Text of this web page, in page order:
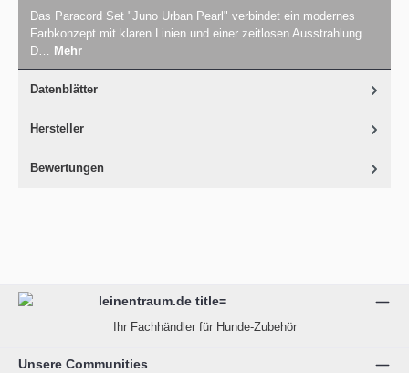
Das Paracord Set "Juno Urban Pearl" verbindet ein modernes
Farbkonzept mit klaren Linien und einer zeitlosen Ausstrahlung.
D… Mehr
Datenblätter
Hersteller
Bewertungen
Ihr Fachhändler für Hunde-Zubehör
Unsere Communities